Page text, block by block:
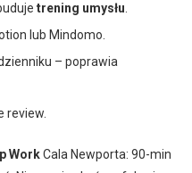
trening umysłu
lub Mindomo.
– poprawia
review.
WorkCala Newporta: 90-min